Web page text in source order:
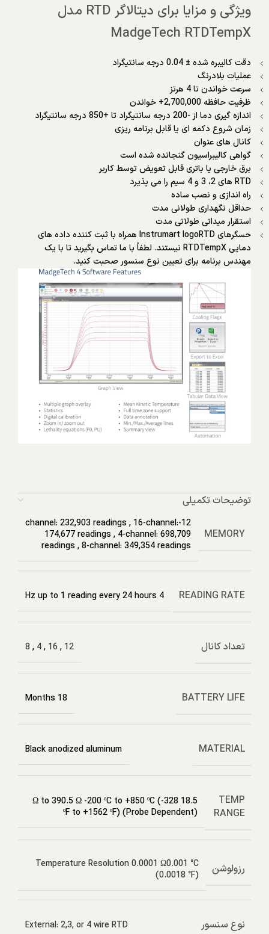
ویژگی و مزایا برای دیتالاگر RTD مدل
MadgeTech RTDTempX
دقت کالیبره شده ± 0.04 درجه سانتیگراد
عملیات بلادرنگ
سرعت خواندن تا 4 هرتز
ظرفیت حافظه 2,700,000+ خواندن
اندازه گیری دما از -200 درجه سانتیگراد تا +850 درجه سانتیگراد
زمان شروع دکمه ای یا قابل برنامه ریزی
کانال های عنوان
گواهی کالیبراسیون گنجانده شده است
برق خارجی یا باتری قابل تعویض توسط کاربر
RTD های 2، 3 و 4 سیم را می پذیرد
راه اندازی و نصب ساده
حداقل نگهداری طولانی مدت
استقرار میدانی طولانی مدت
حسگرهای Instrumart logoRTD همراه با ثبت کننده داده های
دمایی RTDTempX نیستند. لطفاً با ما تماس بگیرید تا با یک
مهندس برنامه برای تعیین نوع سنسور صحبت کنید.
توضیحات تکمیلی
MEMORY
12-channel: 232,903 readings
, 16-channel:
174,677 readings , 4-channel: 698,709
readings ,8-channel: 349,354 readings
READING RATE
4 Hz up to 1 reading every 24 hours
تعداد کانال 12
,
16
,
4
,
8
BATTERY LIFE
18 Months
MATERIAL
Black anodized aluminum
TEMP
RANGE
18.5 Ω to 390.5 Ω -200 ºC to +850 ºC (-328
ºF to +1562 ºF) (Probe Dependent)
رزولوشن
Temperature Resolution 0.0001 Ω0.001 °C
(0.0018 °F)
نوع سنسور External: 2,3, or 4 wire RTD